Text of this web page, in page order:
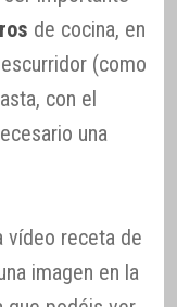
de cocina, en
(como
con el
una
vídeo receta de
imagen en la